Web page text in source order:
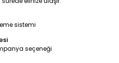
sistemi
seçeneği